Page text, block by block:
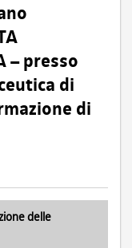
– presso
di
di
delle